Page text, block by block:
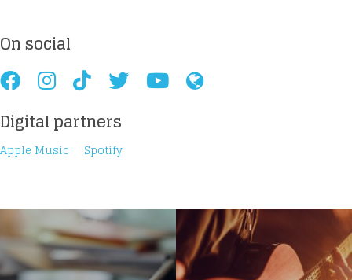
On social
Digital partners
Apple Music Spotify